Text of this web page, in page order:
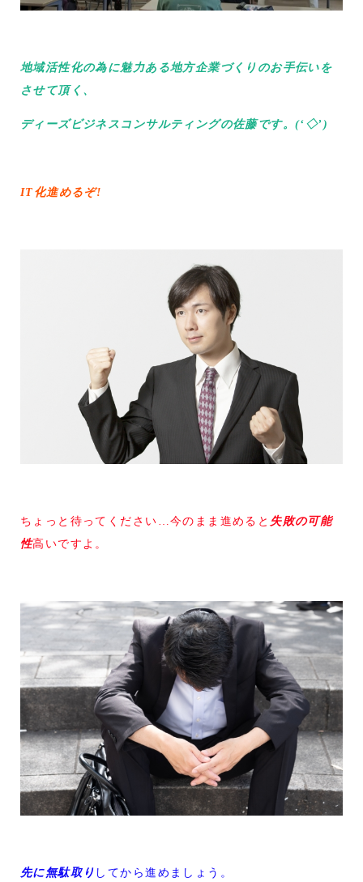
地域活性化の為に魅力ある地方企業づくりのお手伝いを
させて頂く、
ディーズビジネスコンサルティングの佐藤です。(‘◇’)ゞ
IT化進めるぞ!
ちょっと待ってください…今のまま進めると 失敗の可能
性高いですよ。
先に無駄取り してから進めましょう。